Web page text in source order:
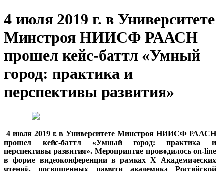
4 июля 2019 г. в Университете
Минстроя НИИСФ РААСН
прошел кейс-баттл «Умный
город: практика и
перспективы развития»
4 июля 2019 г. в Университете Минстроя НИИСФ РААСН
прошел кейс-баттл «Умный город: практика и
перспективы развития». Мероприятие проводилось on-line
в форме видеоконференции в рамках X Академических
чтений, посвященных памяти академика Российской